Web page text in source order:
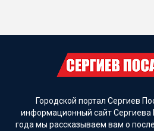
Городской портал Сергиев
информационный сайт Сергиева
года мы рассказываем вам о